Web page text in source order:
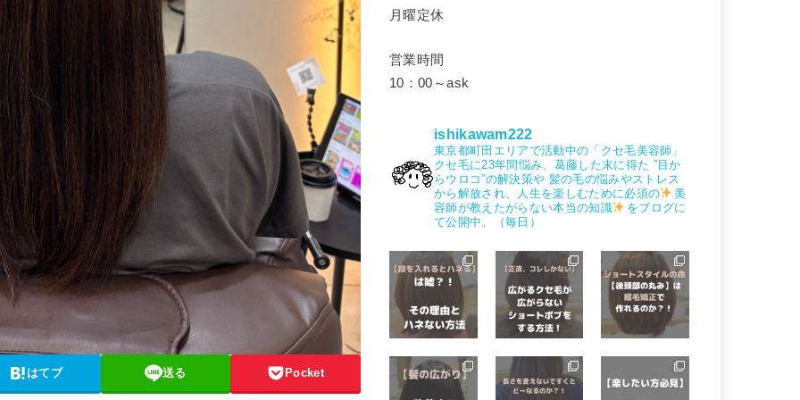
はてブ 送る Pocket
月曜定休
営業時間
10：00～ask
ishikawam222
東京都町田エリアで活動中の「クセ毛美容師」
クセ毛に23年間悩み、葛藤した末に得た ”目か
らウロコ”の解決策や 髪の毛の悩みやストレス
から解放され、人生を楽しむために必須の
美
容師が教えたがらない本当の知識
をブログに
て公開中。（毎日）